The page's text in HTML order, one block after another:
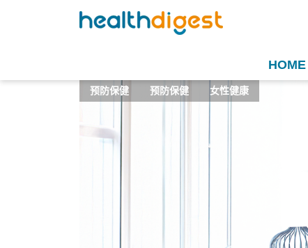
HOME
预防保健 预防保健 女性健康